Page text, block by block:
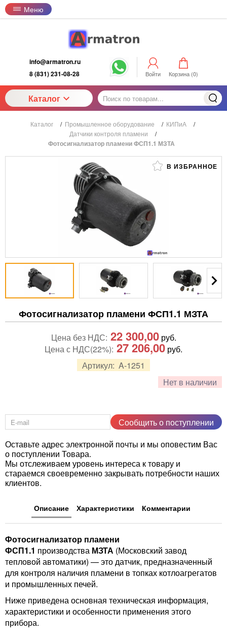
Меню
info@armatron.ru
8 (831) 231-08-28
Войти Корзина (0)
Каталог
Каталог / Промышленное оборудование / КИПиА
/
Датчики контроля пламени
/
Фотосигнализатор пламени ФСП1.1 МЗТА
В ИЗБРАННОЕ
Фотосигнализатор пламени ФСП1.1 МЗТА
Артикул: A-1251
Нет в наличии
Цена без НДС: 22 300,00руб.
Цена с НДС(22%): 27 206,00 руб.
Сообщить о поступлении
Оставьте адрес электронной почты и мы оповестим Вас
о поступлении Товара.
Мы отслеживаем уровень интереса к товару и
стараемся своевременно закрывать потребности наших
клиентов.
Описание Характеристики Комментарии
Фотосигнализатор пламени
ФСП1.1 производства МЗТА (Московский завод
тепловой автоматики) — это датчик, предназначенный
для контроля наличия пламени в топках котлоагрегатов
и промышленных печей.
Ниже приведена основная техническая информация,
характеристики и особенности применения этого
прибора.